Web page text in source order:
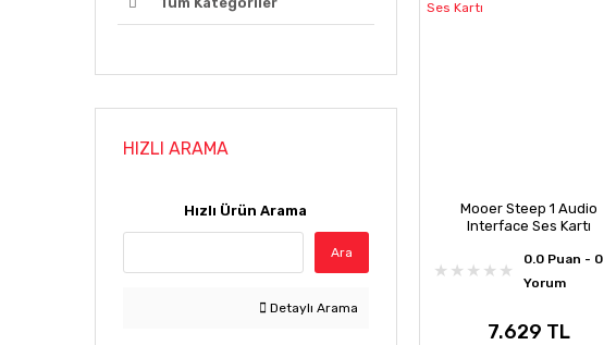
HIZLI ARAMA
Hızlı Ürün Arama
Ara
Detaylı Arama
Mooer Steep 1 Audio
Interface Ses Kartı
0.0 Puan - 0
Yorum
7.629 TL